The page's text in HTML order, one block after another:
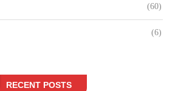
(60)
(6)
RECENT POSTS